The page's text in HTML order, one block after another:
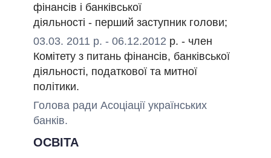
фінансів і банківської
діяльності - перший заступник голови;
03.03. 2011 р. - 06.12.2012 р. - член
Комітету з питань фінансів, банківської
діяльності, податкової та митної
політики.
Голова ради Асоціації українських
банків.
ОСВІТА